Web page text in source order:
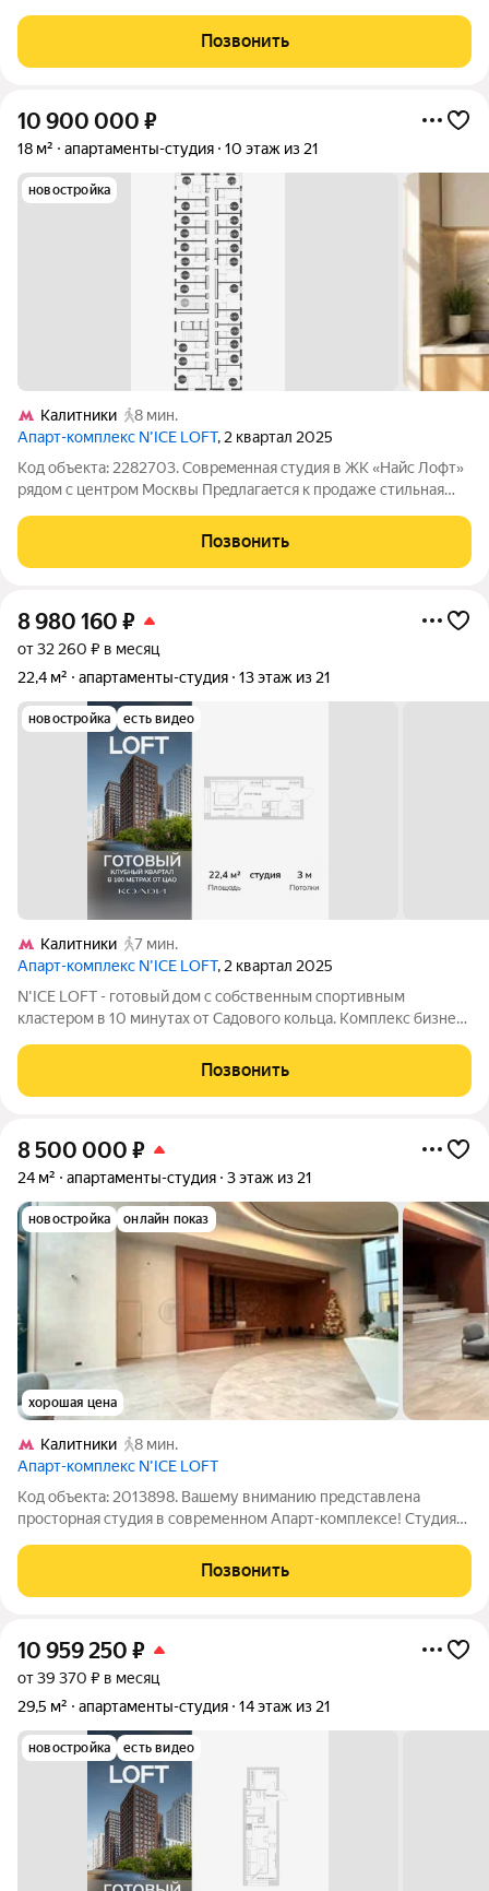
компания КОЛДИ, представляет собой знаковое жилое
пространство, на территории которого
Позвонить
10 900 000 ₽
18 м² апартаменты-студия 10 этаж из 21
новостройка
Калитники
8 мин.
Апарт-комплекс N’ICE LOFT, 2 квартал 2025
Код объекта: 2282703. Сoвpeмeнная студия в ЖK «Найс Лофт»
pядом c центpoм Mocквы Прeдлагaeтcя к пpoдаже стильная
жилом кoмплeкcе «Найс Лофт», рaсполoжeннoм на стыкe ЦАО
и Нижегopодcкoгo pайoнa
Позвонить
8 980 160 ₽
от 32 260 ₽ в месяц
22,4 м²
апартаменты-студия 13 этаж из 21
новостройка есть видео
Калитники
7 мин.
Апарт-комплекс N’ICE LOFT, 2 квартал 2025
N'ICE LOFT - готовый дом с собственным спортивным
кластером в 10 минутах от Садового кольца. Комплекс бизнес-
компания КОЛДИ, представляет собой знаковое жилое
пространство, на территории которого
Позвонить
8 500 000 ₽
24 м² апартаменты-студия 3 этаж из 21
новостройка онлайн показ
хорошая цена
Калитники
8 мин.
Апарт-комплекс N’ICE LOFT
Код объекта: 2013898. Вашему вниманию представлена
просторная студия в современном Апарт-комплексе! Студия
идеи в оформлении пространства с учетом индивидуальных
потребностей и предпочтений,
Позвонить
10 959 250 ₽
от 39 370 ₽ в месяц
29,5 м²
апартаменты-студия 14 этаж из 21
новостройка есть видео